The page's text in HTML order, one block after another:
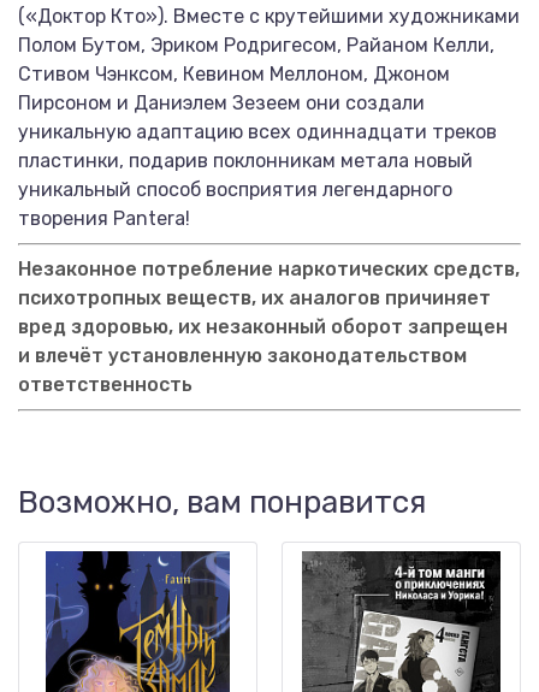
(«Доктор Кто»). Вместе с крутейшими художниками
Полом Бутом, Эриком Родригесом, Райаном Келли,
Стивом Чэнксом, Кевином Меллоном, Джоном
Пирсоном и Даниэлем Зезеем они создали
уникальную адаптацию всех одиннадцати треков
пластинки, подарив поклонникам метала новый
уникальный способ восприятия легендарного
творения Pantera!
Незаконное потребление наркотических средств,
психотропных веществ, их аналогов причиняет
вред здоровью, их незаконный оборот запрещен
и влечёт установленную законодательством
ответственность
Возможно, вам понравится